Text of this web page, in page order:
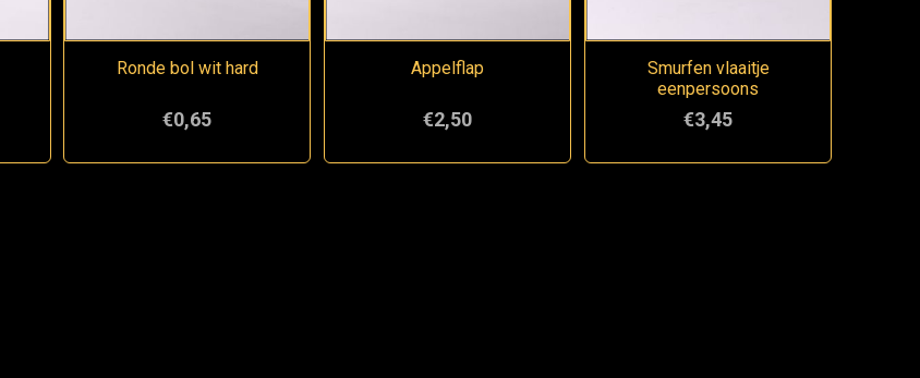
Ronde bol wit hard
€0,65
Appelflap
€2,50
Smurfen vlaaitje
eenpersoons
€3,45